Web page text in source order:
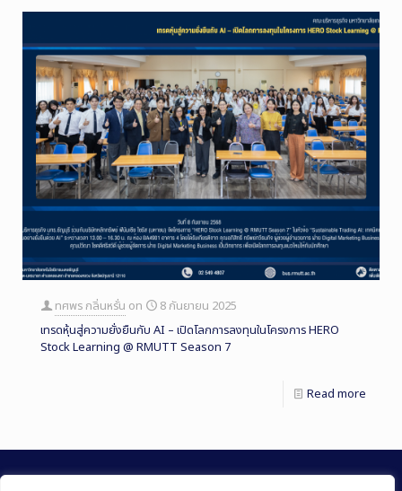
ทศพร กลิ่นหรั่น on
8 กันยายน 2025
เทรดหุ้นสู่ความยั่งยืนกับ AI – เปิดโลกการลงทุนในโครงการ HERO
Stock Learning @ RMUTT Season 7
Read more